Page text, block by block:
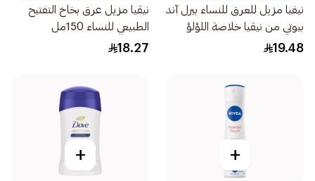
نيفيا مزيل للعرق للنساء بيرل آند
بيوتي من نيڤيا خلاصة اللؤلؤ
بخاخ 150مل
19.48
نيڤيا مزيل عرق بخاخ التفتيح
الطبيعي للنساء 150مل
18.27
+
+